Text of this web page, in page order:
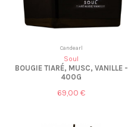
Candearl
Soul
BOUGIE TIARÉ, MUSC, VANILLE -
400G
69,00 €